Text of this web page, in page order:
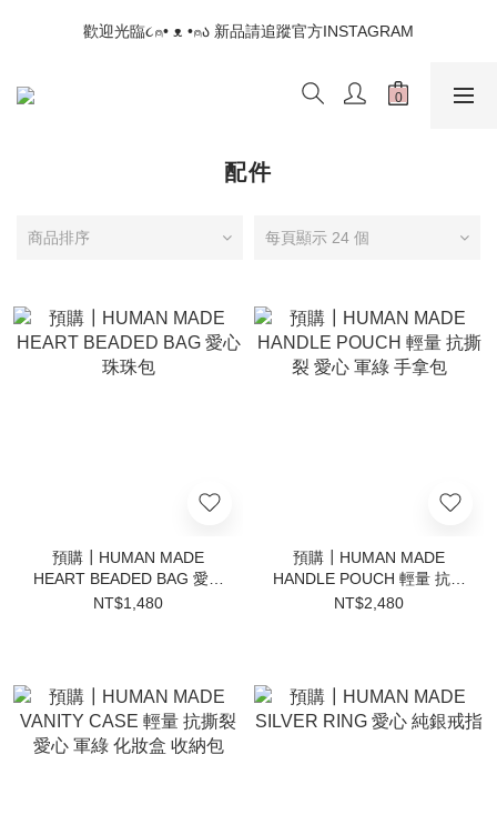
📣如果遇到結帳沒有反應，請另開瀏覽器 (不要直接從ig連結網站
下單)
歡迎光臨૮⍝• ᴥ •⍝ა 新品請追蹤官方INSTAGRAM
📣如果遇到結帳沒有反應，請另開瀏覽器 (不要直接從ig連結網站
配件
商品排序 每頁顯示 24 個
預購┃HUMAN MADE
HEART BEADED BAG 愛心
珠珠包
NT$1,480
預購┃HUMAN MADE
HANDLE POUCH 輕量 抗撕
裂 愛心 軍綠 手拿包
NT$2,480